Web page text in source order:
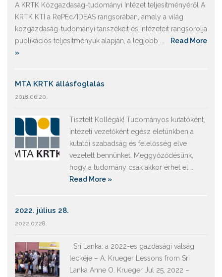
A KRTK Közgazdaság-tudományi Intézet teljesítményéről A
KRTK KTI a RePEc/IDEAS rangsorában, amely a világ
közgazdaság-tudományi tanszékeit és intézeteit rangsorolja
publikációs teljesítményük alapján, a legjobb ... Read More
»
MTA KRTK állásfoglalás
2018.06.20.
Tisztelt Kollégák! Tudományos kutatóként,
intézeti vezetőként egész életünkben a
kutatói szabadság és felelősség elve
vezetett bennünket. Meggyőződésünk,
hogy a tudomány csak akkor érhet el ...
Read More »
2022. július 28.
2022.07.28.
Srí Lanka: a 2022-es gazdasági válság
leckéje – A. Krueger Lessons from Sri
Lanka Anne O. Krueger Jul 25, 2022 –